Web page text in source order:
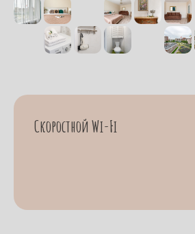
Скоростной Wi-Fi